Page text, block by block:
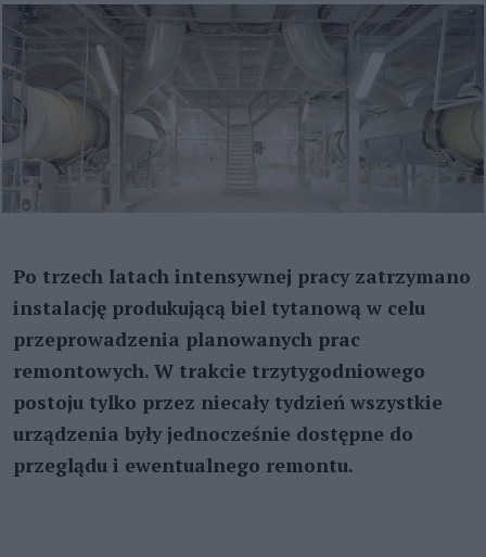
Po trzech latach intensywnej pracy zatrzymano
instalację produkującą biel tytanową w celu
przeprowadzenia planowanych prac
remontowych. W trakcie trzytygodniowego
postoju tylko przez niecały tydzień wszystkie
urządzenia były jednocześnie dostępne do
przeglądu i ewentualnego remontu.